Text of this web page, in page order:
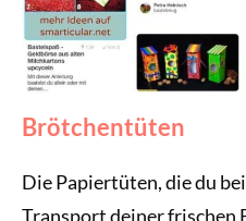
Brötchentüten
Die Papiertüten, die du
Transport deiner frischen